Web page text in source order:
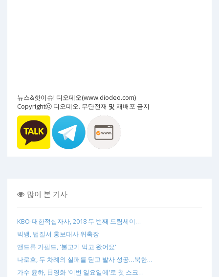
뉴스&핫이슈! 디오데오(www.diodeo.com)
Copyrightⓒ 디오데오. 무단전재 및 재배포 금지
많이 본 기사
KBO-대한적십자사, 2018 두 번째 드림세이…
빅뱅, 법질서 홍보대사 위촉장
앤드류 가필드, '불고기 먹고 왔어요'
나로호, 두 차례의 실패를 딛고 발사 성공…북한…
가수 윤하, 日영화 '이번 일요일에'로 첫 스크…